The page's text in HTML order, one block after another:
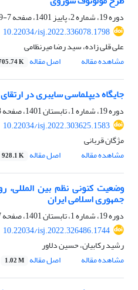
دوره 19، شماره 2، پاییز 1401، صفحه
7-29
10.22034/isj.2022.336078.1798
علی قلی زاده، سید رضا میرنظامی
مشاهده مقاله
اصل مقاله K
جایگاه دیپلماسی سایبری در
دوره 19، شماره 1، تابستان 1401، صفحه
10.22034/isj.2022.303625.1583
مژگان قربانی
مشاهده مقاله
اصل مقاله 928.1 K
وضعیت کنونی نظم بین المللی،
جمهوری اسلامی ایران
دوره 19، شماره 1، تابستان 1401، صفحه
10.22034/isj.2022.326486.1744
رشید رکابیان، حسین دلاور
مشاهده مقاله
اصل مقاله 1.02 M